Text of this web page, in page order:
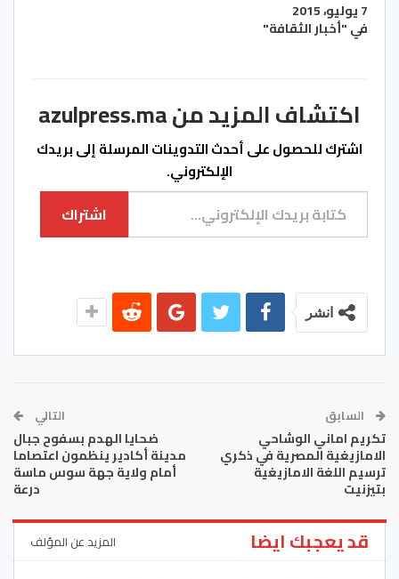
7 يوليو، 2015
في "أخبار الثقافة"
اكتشاف المزيد من azulpress.ma
اشترك للحصول على أحدث التدوينات المرسلة إلى بريدك
الإلكتروني.
كتابة بريدك الإلكتروني...
اشتراك
انشر
السابق
تكريم اماني الوشاحي
الامازيغية المصرية في ذكري
ترسيم اللغة الامازيغية
بتيزنيت
التالي
ضحايا الهدم بسفوح جبال
مدينة أكادير ينظمون اعتصاما
أمام ولاية جهة سوس ماسة
درعة
قد يعجبك ايضا المزيد عن المؤلف